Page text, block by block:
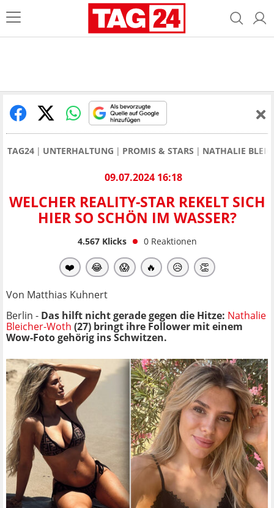
TAG24 UNTERHALTUNG PROMIS & STARS NATHALIE
09.07.2024 16:18
WELCHER REALITY-STAR REKELT SICH
HIER SO SCHÖN IM WASSER?
4.567Klicks 0 Reaktionen
❤️ 😂 😱 🔥 😥 👏
Von Matthias Kuhnert
Berlin - Das hilft nicht gerade gegen die Hitze: Nathalie
Bleicher-Woth (27) bringt ihre Follower mit einem
Wow-Foto gehörig ins Schwitzen.